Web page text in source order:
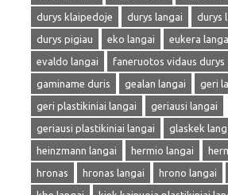
durys klaipedoje
durys langai
durys
durys pigiau
eko langai eukera
evaldo langai
faneruotos vidaus durys
gaminame duris
gealan langai
geri
geri plastikiniai langai
geriausi langai
geriausi plastikiniai langai
glaskek
heinzmann langai
hermio langai
hronas
hronas langai hrono langai